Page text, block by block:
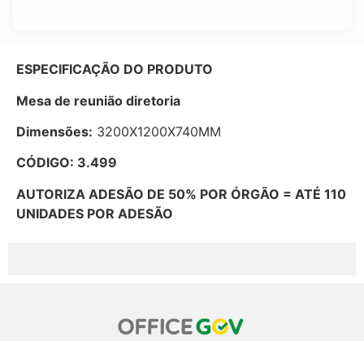
ESPECIFICAÇÃO DO PRODUTO
Mesa de reunião diretoria
Dimensões: 3200X1200X740MM
CÓDIGO: 3.499
AUTORIZA ADESÃO DE 50% POR ÓRGÃO = ATÉ 110
UNIDADES POR ADESÃO